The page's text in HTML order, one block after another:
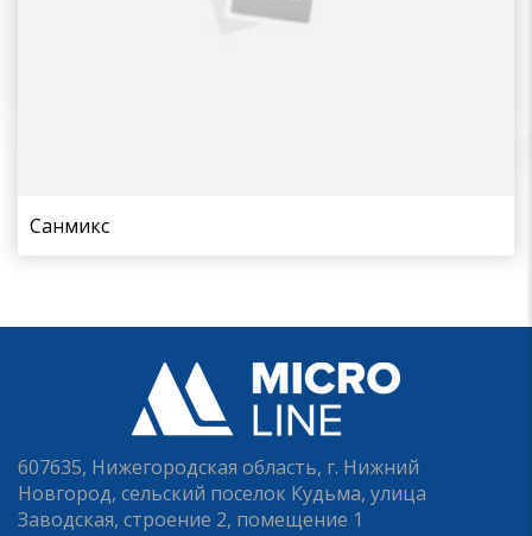
Санмикс
607635, Нижегородская область, г. Нижний
Новгород, сельский поселок Кудьма, улица
Заводская, строение 2, помещение 1